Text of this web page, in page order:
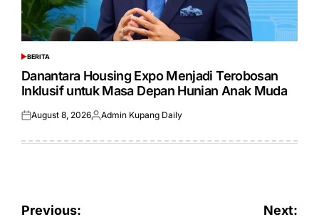
POSTED
IN
BERITA
Danantara Housing Expo Menjadi Terobosan
Inklusif untuk Masa Depan Hunian Anak Muda
Posted
August 8, 2026Posted
Admin Kupang Daily
Post
Previous:
Next: